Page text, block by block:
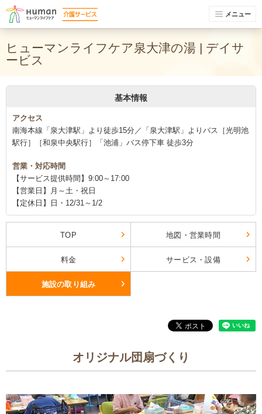
メニュー
ヒューマンライフケア泉大津の湯 | デイサ
ービス
基本情報
アクセス
南海本線「泉大津駅」より徒歩15分／「泉大津駅」よりバス［光明池
駅行］［和泉中央駅行］「池浦」バス停下車 徒歩3分
営業・対応時間
【サービス提供時間】9:00～17:00
【営業日】月～土・祝日
【定休日】日・12/31～1/2
TOP 地図・営業時間
料金 サービス・設備
施設の取り組み
オリジナル団扇づくり